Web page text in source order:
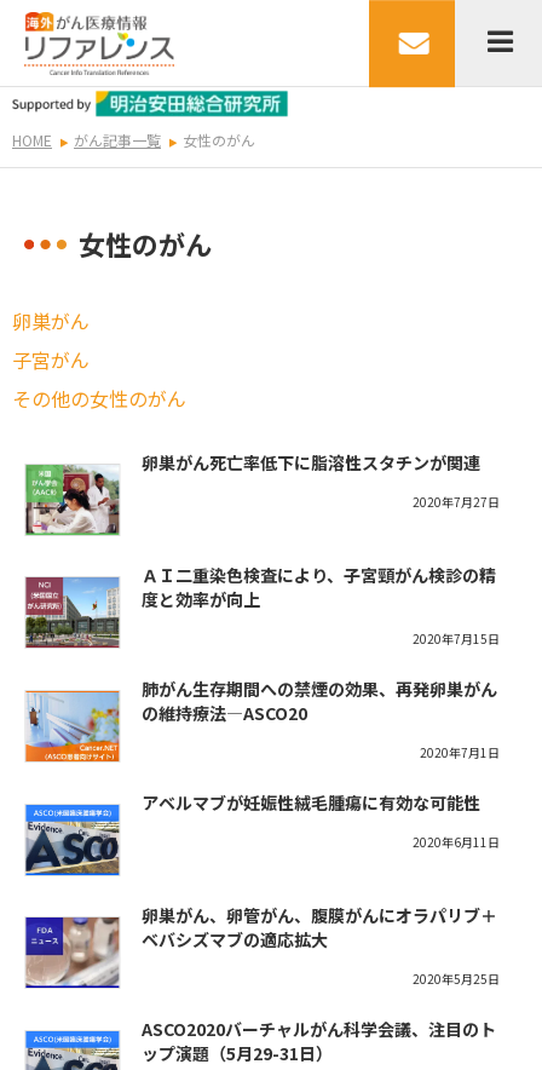
HOME がん記事一覧 女性のがん
女性のがん
卵巣がん
子宮がん
その他の女性のがん
卵巣がん死亡率低下に脂溶性スタチンが関連
2020年7月27日
ＡＩ二重染色検査により、子宮頸がん検診の精
度と効率が向上
2020年7月15日
肺がん生存期間への禁煙の効果、再発卵巣がん
の維持療法―ASCO20
2020年7月1日
アベルマブが妊娠性絨毛腫瘍に有効な可能性
2020年6月11日
卵巣がん、卵管がん、腹膜がんにオラパリブ＋
ベバシズマブの適応拡大
2020年5月25日
ASCO2020バーチャルがん科学会議、注目のト
ップ演題（5月29-31日）